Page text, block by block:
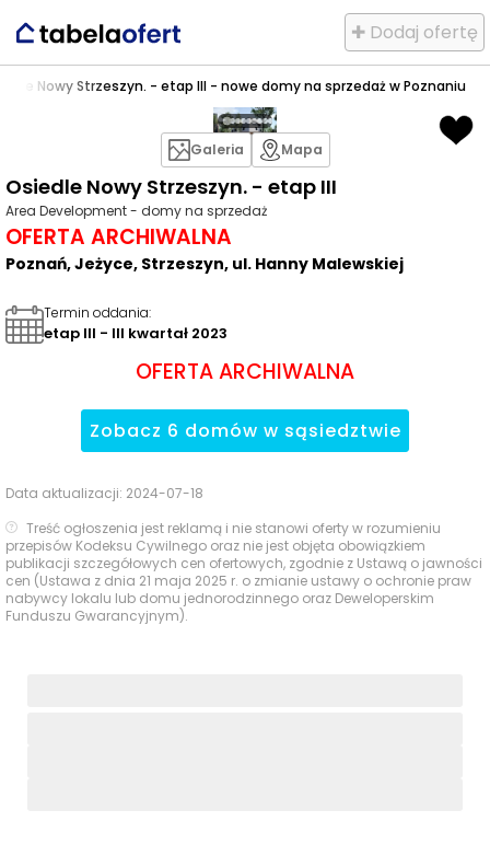
✚ Dodaj ofertę
Nowy Strzeszyn. - etap III - nowe domy na sprzedaż w Poznaniu
Osiedle Nowy Strzeszyn. - etap III
Area Development - domy na sprzedaż
OFERTA ARCHIWALNA
Poznań, Jeżyce, Strzeszyn, ul. Hanny Malewskiej
Galeria Mapa
Termin oddania:
etap III - III kwartał 2023
OFERTA ARCHIWALNA
Zobacz 6 domów w sąsiedztwie
Data aktualizacji: 2024-07-18
Treść ogłoszenia jest reklamą i nie stanowi oferty w rozumieniu
przepisów Kodeksu Cywilnego oraz nie jest objęta obowiązkiem
publikacji szczegółowych cen ofertowych, zgodnie z Ustawą o jawności
cen (Ustawa z dnia 21 maja 2025 r. o zmianie ustawy o ochronie praw
nabywcy lokalu lub domu jednorodzinnego oraz Deweloperskim
Funduszu Gwarancyjnym).